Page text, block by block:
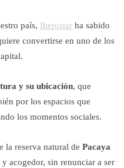
país, Iberostar ha sabido
convertirse en uno de los
y su ubicación, que
por los espacios que
los momentos sociales.
la reserva natural de Pacaya
acogedor, sin renunciar a ser